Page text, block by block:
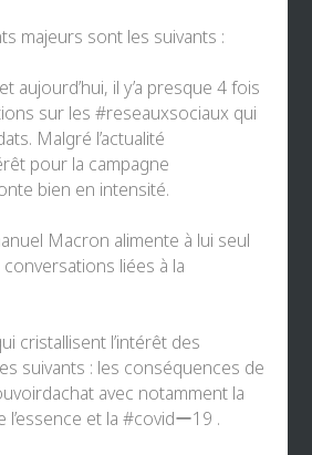
majeurs sont les suivants :
aujourd’hui, il y’a presque 4 fois
sur les#reseauxsociaux qui
Malgré l’actualité
pour la campagne
bien en intensité.
Macron alimente à lui seul
liées à la
cristallisent l’intérêt des
suivants : les conséquences de
avec notamment la
l’essence et la#covidー19 .